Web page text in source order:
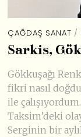
ÇAĞDAŞ SANAT /
Sarkis,
Gökkuşağı
fikri nasıl
ile
Taksim’deki
Serginin bir